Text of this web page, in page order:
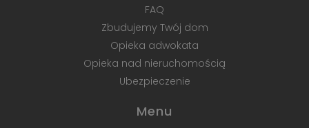
FAQ
Zbudujemy Twój dom
Opieka adwokata
Opieka nad nieruchomością
Ubezpieczenie
Menu